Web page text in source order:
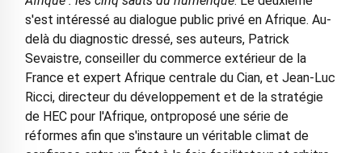
s'est intéressé au dialogue public privé en Afrique. Au-
delà du diagnostic dressé, ses auteurs, Patrick
Sevaistre, conseiller du commerce extérieur de la
France et expert Afrique centrale du Cian, et Jean-Luc
Ricci, directeur du développement et de la stratégie
de HEC pour l'Afrique, ontproposé une série de
réformes afin que s'instaure un véritable climat de